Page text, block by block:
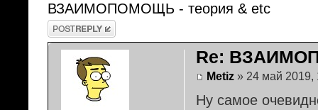
ВЗАИМОПОМОЩЬ - теория & etc
Ответить
Re:
Metiz» 24 май 2019,
Ну самое